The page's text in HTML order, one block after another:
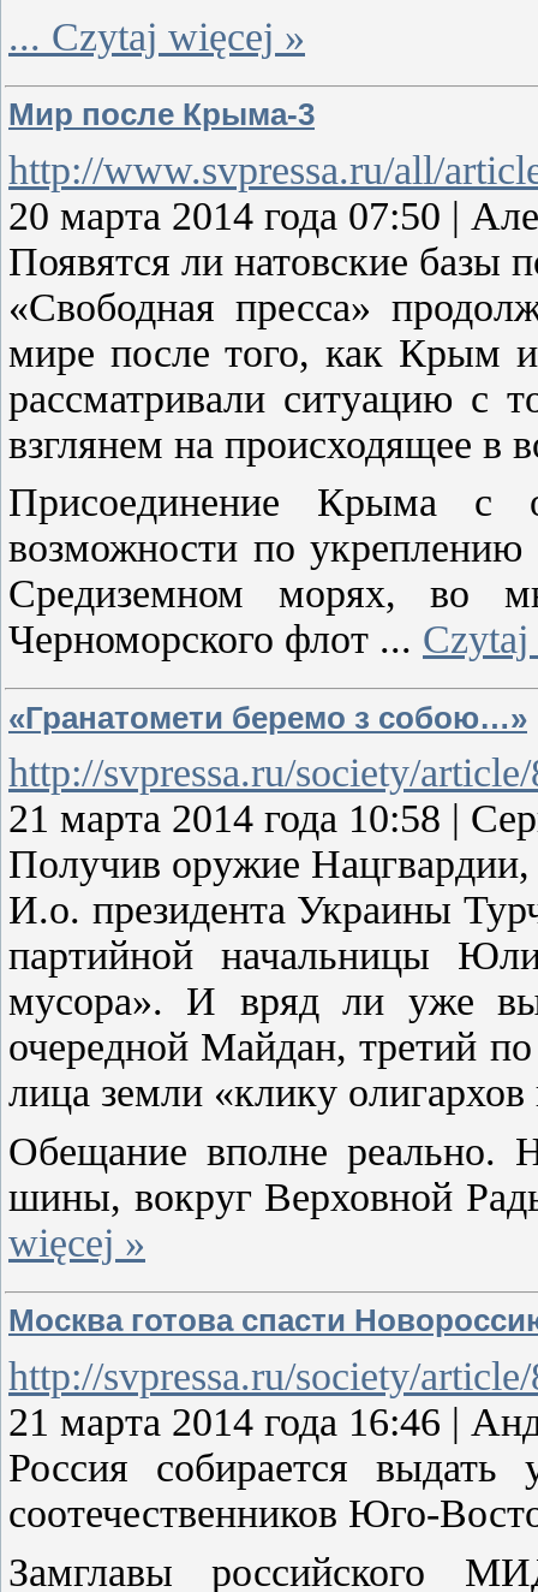
... Czytaj więcej »
Mир после Крыма-3
http://www.svpressa.ru/all/
20 марта 2014 года 07:50 |
Появятся ли натовские базы
«Свободная пресса»
мире после того, как Крым
рассматривали ситуацию с
взглянем на происходящее в
Присоединение Крыма с
возможности по укреплению
Средиземном морях, во
Черноморского флот ...
«Гранатомети беремо з собою…»
http://svpressa.ru/society/
21 марта 2014 года 10:58 |
Получив оружие
И.о. президента Украины
партийной начальницы
мусора». И вряд ли уже
очередной Майдан, третий
лица земли «клику
Обещание вполне реально.
шины, вокруг Верховной
więcej »
Москва готова спасти
http://svpressa.ru/society/
21 марта 2014 года 16:46 |
Россия собирается
соотечественников Юго-
Замглавы российского